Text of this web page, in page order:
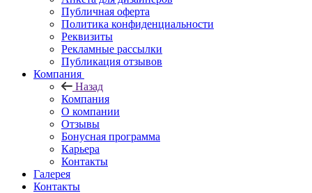
Публичная оферта
Политика конфиденциальности
Реквизиты
Рекламные рассылки
Публикация отзывов
Компания
Назад
Компания
О компании
Отзывы
Бонусная программа
Карьера
Контакты
Галерея
Контакты